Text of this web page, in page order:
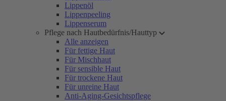
Lippenöl
Lippenpeeling
Lippenserum
Pflege nach Hautbedürfnis/Hauttyp
Alle anzeigen
Für fettige Haut
Für Mischhaut
Für sensible Haut
Für trockene Haut
Für unreine Haut
Anti-Aging-Gesichtspflege